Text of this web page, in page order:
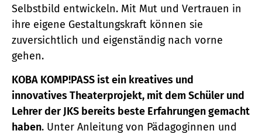
Selbstbild entwickeln. Mit Mut und Vertrauen in
ihre eigene Gestaltungskraft können sie
zuversichtlich und eigenständig nach vorne
gehen.
KOBA KOMP!PASS ist ein kreatives und
innovatives Theaterprojekt, mit dem Schüler und
Lehrer der JKS bereits beste Erfahrungen gemacht
haben. Unter Anleitung von Pädagoginnen und